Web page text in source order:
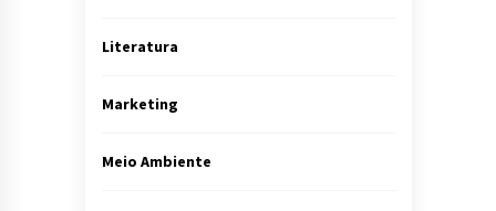
Literatura
Marketing
Meio Ambiente